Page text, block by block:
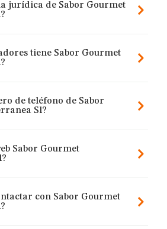
jurídica de Sabor Gourmet
tiene Sabor Gourmet
de teléfono de Sabor
Sl?
Sabor Gourmet
con Sabor Gourmet